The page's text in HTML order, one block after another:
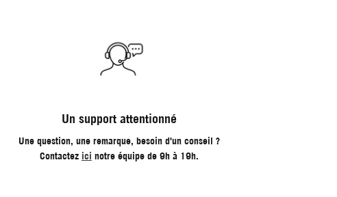
Un support attentionné
Une question, une remarque, besoin d'un conseil ?
Contactez ici notre équipe de 9h à 19h.